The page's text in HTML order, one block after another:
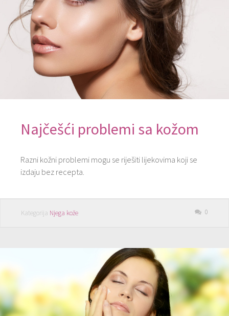
Najčešći problemi sa kožom
Razni kožni problemi mogu se riješiti lijekovima koji se
izdaju bez recepta.
Kategorija Njega kože 0